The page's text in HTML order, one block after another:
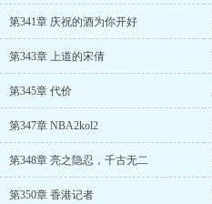
第341章 庆祝的酒为你开好
第343章 上道的宋倩
第345章 代价
第347章 NBA2kol2
第348章 亮之隐忍，千古无二
第350章 香港记者